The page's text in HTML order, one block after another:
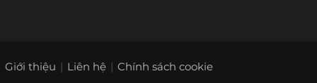
Giới thiệu Liên hệ Chính sách cookie